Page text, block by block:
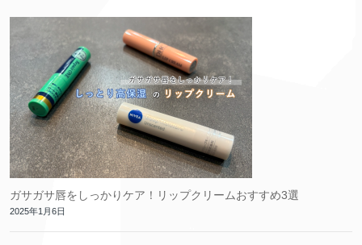
ガサガサ唇をしっかりケア！リップクリームおすすめ3選
2025年1月6日